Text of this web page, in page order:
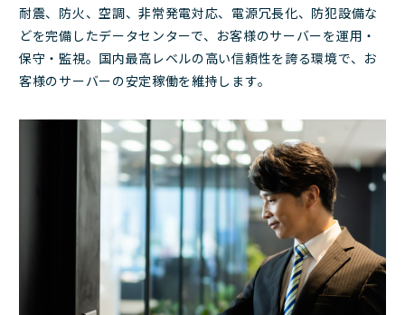
耐震、防火、空調、非常発電対応、電源冗長化、防犯設備な
どを完備したデータセンターで、お客様のサーバーを運用・
保守・監視。国内最高レベルの高い信頼性を誇る環境で、お
客様のサーバーの安定稼働を維持します。